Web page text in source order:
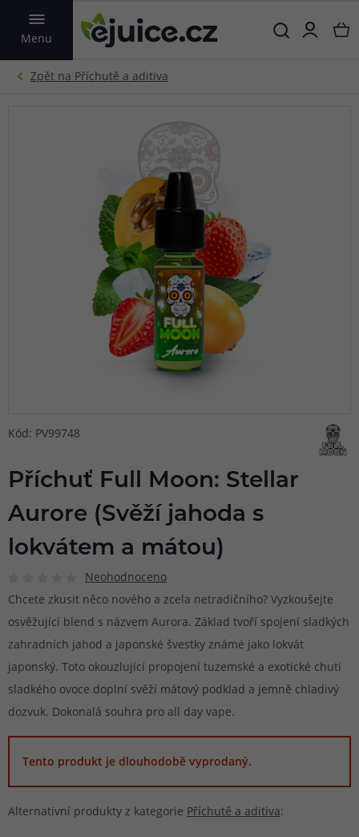
Menu
VYHLEDAT
Kód: PV99748
Příchuť Full Moon: Stellar
Aurore (Svěží jahoda s
lokvátem a mátou)
Neohodnoceno
Chcete zkusit něco nového a zcela netradičního? Vyzkoušejte
osvěžující blend s názvem Aurora. Základ tvoří spojení sladkých
zahradních jahod a japonské švestky známé jako lokvát
japonský. Toto okouzlující propojení tuzemské a exotické chuti
sladkého ovoce doplní svěží mátový podklad a jemně chladivý
dozvuk. Dokonalá souhra pro all day vape.
Tento produkt je dlouhodobě vyprodaný.
Alternativní produkty z kategorie Příchutě a aditiva: